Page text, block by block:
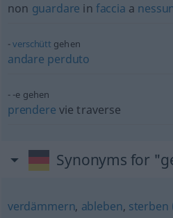
non guardare in faccia a
verschütt gehen
andare perduto
-e gehen
prendere vie traverse
Synonyms for
verdämmern, ableben, sterben